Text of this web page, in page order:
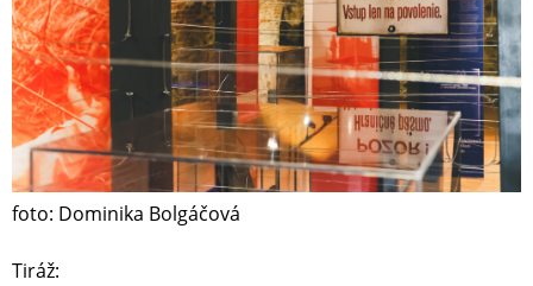
foto: Dominika Bolgáčová
Tiráž: